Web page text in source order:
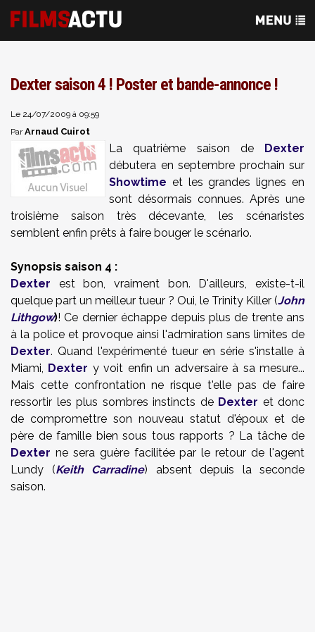
Dexter saison 4 ! Poster et bande-annonce !
Le 24/07/2009 à 09:59
ParArnaud Cuirot
La quatrième saison de Dexter
débutera en septembre prochain sur
Showtime et les grandes lignes en
sont désormais connues. Après une
troisième saison très décevante, les scénaristes
semblent enfin prêts à faire bouger le scénario.
Synopsis saison 4 :
Dexter est bon, vraiment bon. D'ailleurs, existe-t-il
quelque part un meilleur tueur ? Oui, le Trinity Killer (John
Lithgow)! Ce dernier échappe depuis plus de trente ans
à la police et provoque ainsi l'admiration sans limites de
Dexter. Quand l'expérimenté tueur en série s'installe à
Miami, Dexter y voit enfin un adversaire à sa mesure...
Mais cette confrontation ne risque t'elle pas de faire
ressortir les plus sombres instincts de Dexter et donc
de compromettre son nouveau statut d'époux et de
père de famille bien sous tous rapports ? La tâche de
Dexter ne sera guère facilitée par le retour de l'agent
Lundy (Keith Carradine) absent depuis la seconde
saison.